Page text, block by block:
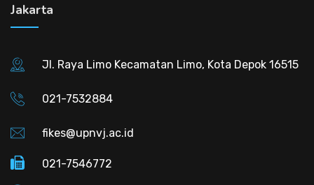
Jakarta
Jl. Raya Limo Kecamatan Limo, Kota Depok 16515
021-7532884
fikes@upnvj.ac.id
021-7546772